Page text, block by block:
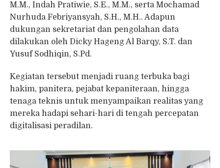
M.M., Indah Pratiwie, S.E., M.M., serta Mochamad
Nurhuda Febriyansyah, S.H., M.H.. Adapun
dukungan sekretariat dan pengolahan data
dilakukan oleh Dicky Hageng Al Barqy, S.T. dan
Yusuf Sodhiqin, S.Pd.
Kegiatan tersebut menjadi ruang terbuka bagi
hakim, panitera, pejabat kepaniteraan, hingga
tenaga teknis untuk menyampaikan realitas yang
mereka hadapi sehari-hari di tengah percepatan
digitalisasi peradilan.